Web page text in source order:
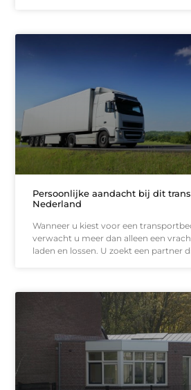
Persoonlijke aandacht bij dit
Nederland
Wanneer u kiest voor een
verwacht u meer dan alleen een
laden en lossen. U zoekt een partner